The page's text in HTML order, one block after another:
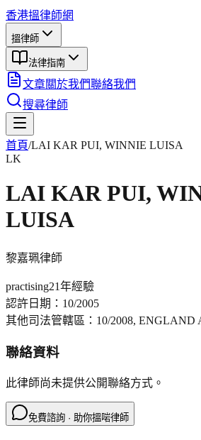
香港搵律師網
搵律師
法律指南
文章關於我們聯絡我們
搜尋律師
首頁/LAI KAR PUI, WINNIE LUISA
LK
LAI KAR PUI,
LUISA
黎嘉珮律師
practising21年經驗
認許日期： 10/2005
其他司法管轄區： 10/2008, ENGLAND
聯絡資料
此律師尚未提供公開聯絡方式。
免費諮詢 · 助你搵啱律師